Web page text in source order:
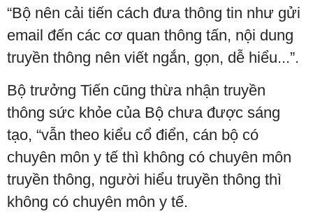
“Bộ nên cải tiến cách đưa thông tin như gửi
email đến các cơ quan thông tấn, nội dung
truyền thông nên viết ngắn, gọn, dễ hiểu...”.
Bộ trưởng Tiến cũng thừa nhận truyền
thông sức khỏe của Bộ chưa được sáng
tạo, “vẫn theo kiểu cổ điển, cán bộ có
chuyên môn y tế thì không có chuyên môn
truyền thông, người hiểu truyền thông thì
không có chuyên môn y tế.